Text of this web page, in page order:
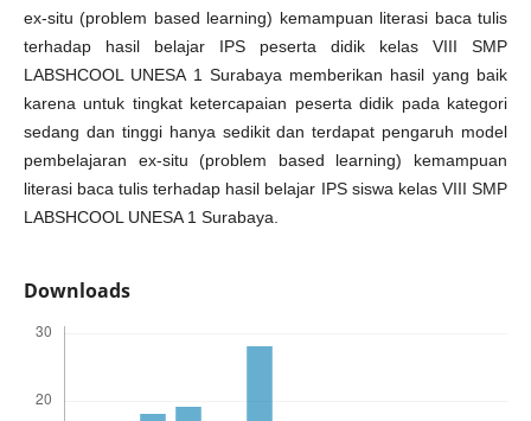
ex-situ (problem based learning) kemampuan literasi baca tulis
terhadap hasil belajar IPS peserta didik kelas VIII SMP
LABSHCOOL UNESA 1 Surabaya memberikan hasil yang baik
karena untuk tingkat ketercapaian peserta didik pada kategori
sedang dan tinggi hanya sedikit dan terdapat pengaruh model
pembelajaran ex-situ (problem based learning) kemampuan
literasi baca tulis terhadap hasil belajar IPS siswa kelas VIII SMP
LABSHCOOL UNESA 1 Surabaya.
Downloads